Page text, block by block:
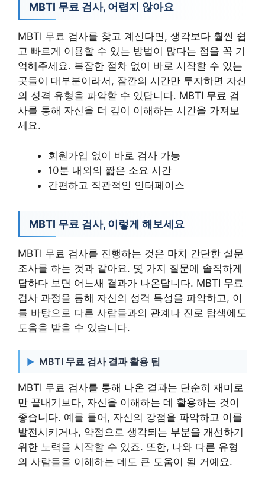
MBTI 무료 검사, 어렵지 않아요
MBTI 무료 검사를 찾고 계신다면, 생각보다 훨씬 쉽
고 빠르게 이용할 수 있는 방법이 많다는 점을 꼭 기
억해주세요. 복잡한 절차 없이 바로 시작할 수 있는
곳들이 대부분이라서, 잠깐의 시간만 투자하면 자신
의 성격 유형을 파악할 수 있답니다. MBTI 무료 검
사를 통해 자신을 더 깊이 이해하는 시간을 가져보
세요.
회원가입 없이 바로 검사 가능
10분 내외의 짧은 소요 시간
간편하고 직관적인 인터페이스
MBTI 무료 검사, 이렇게 해보세요
MBTI 무료 검사를 진행하는 것은 마치 간단한 설문
조사를 하는 것과 같아요. 몇 가지 질문에 솔직하게
답하다 보면 어느새 결과가 나온답니다. MBTI 무료
검사 과정을 통해 자신의 성격 특성을 파악하고, 이
를 바탕으로 다른 사람들과의 관계나 진로 탐색에도
도움을 받을 수 있습니다.
MBTI 무료 검사 결과 활용 팁
MBTI 무료 검사를 통해 나온 결과는 단순히 재미로
만 끝내기보다, 자신을 이해하는 데 활용하는 것이
좋습니다. 예를 들어, 자신의 강점을 파악하고 이를
발전시키거나, 약점으로 생각되는 부분을 개선하기
위한 노력을 시작할 수 있죠. 또한, 나와 다른 유형
의 사람들을 이해하는 데도 큰 도움이 될 거예요.